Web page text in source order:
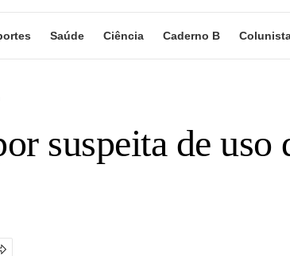
Saúde Ciência Caderno B
suspeita de uso